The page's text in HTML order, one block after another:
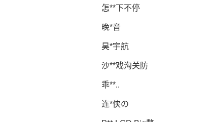
怎**下不停
晚*音
昊*宇航
沙**戏沟关防
乖**..
连*侠の